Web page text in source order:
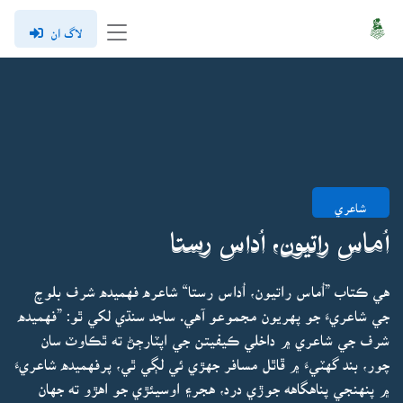
لاگ ان
شاعري
اُماس راتيون، اُداس رستا
هي ڪتاب ”اُماس راتيون، اُداس رستا“ شاعره فهميده شرف بلوچ
جي شاعريءَ جو پهريون مجموعو آهي. ساجد سنڌي لکي ٿو: ”فهميده
شرف جي شاعري ۾ داخلي ڪيفيتن جي اپٽارڄڻ ته ٿڪاوٽ سان
چور، بند گهٽيءَ ۾ ڦاٿل مسافر جهڙي ئي لڳي ٿي، پرفهميده شاعريءَ
۾ پنهنجي پناهگاهه جوڙي درد، هجر۽ اوسيئڙي جو اهڙو ته جهان